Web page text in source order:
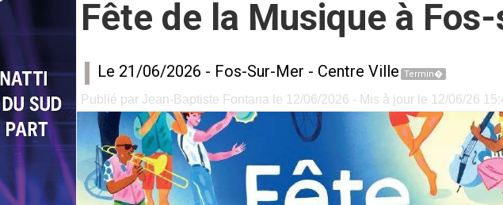
Fête de la Musique à
Le 21/06/2026 - Fos-Sur-Mer - Centre Ville Termin�
Publié par Jean-Baptiste Fontana le 12/06/2026 - Mis à jour le 12/06/26